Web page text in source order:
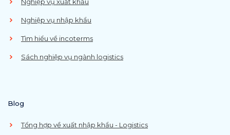
Nghiệp vụ nhập khẩu
Tìm hiểu về incoterms
Sách nghiệp vụ ngành logistics
Blog
Tổng hợp về xuất nhập khẩu - Logistics